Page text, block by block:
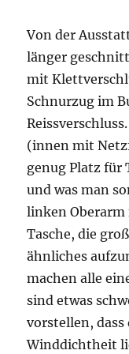
Von der
länger
mit
Schnurzug im
(innen mit
genug Platz für
und was man
linken
Tasche, die
ähnliches
machen alle
sind etwas
vorstellen, dass
Winddichtheit